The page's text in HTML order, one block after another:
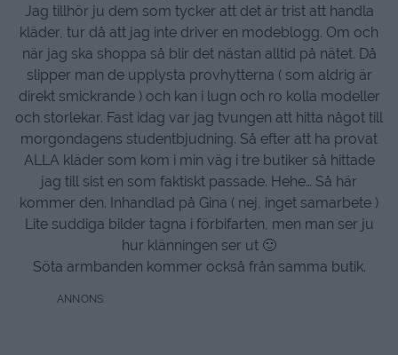
Jag tillhör ju dem som tycker att det är trist att handla
kläder, tur då att jag inte driver en modeblogg. Om och
när jag ska shoppa så blir det nästan alltid på nätet. Då
slipper man de upplysta provhytterna ( som aldrig är
direkt smickrande ) och kan i lugn och ro kolla modeller
och storlekar. Fast idag var jag tvungen att hitta något till
morgondagens studentbjudning. Så efter att ha provat
ALLA kläder som kom i min väg i tre butiker så hittade
jag till sist en som faktiskt passade. Hehe… Så här
kommer den. Inhandlad på Gina ( nej, inget samarbete )
Lite suddiga bilder tagna i förbifarten, men man ser ju
hur klänningen ser ut 🙂
Söta armbanden kommer också från samma butik.